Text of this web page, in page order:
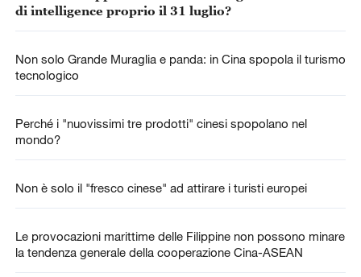
di intelligence proprio il 31 luglio?
Non solo Grande Muraglia e panda: in Cina spopola il turismo
tecnologico
Perché i "nuovissimi tre prodotti" cinesi spopolano nel
mondo?
Non è solo il "fresco cinese" ad attirare i turisti europei
Le provocazioni marittime delle Filippine non possono minare
la tendenza generale della cooperazione Cina-ASEAN